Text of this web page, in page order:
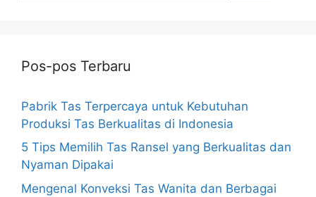
Pos-pos Terbaru
Pabrik Tas Terpercaya untuk Kebutuhan
Produksi Tas Berkualitas di Indonesia
5 Tips Memilih Tas Ransel yang Berkualitas dan
Nyaman Dipakai
Mengenal Konveksi Tas Wanita dan Berbagai